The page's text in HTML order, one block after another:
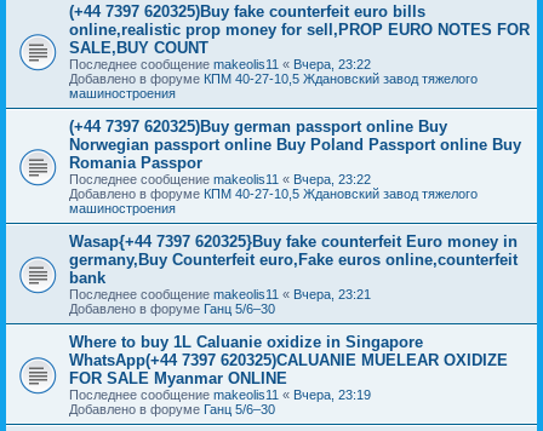
(+44 7397 620325)Buy fake counterfeit euro bills
online,realistic prop money for sell,PROP EURO NOTES FOR
SALE,BUY COUNT
Последнее сообщение makeolis11 « Вчера, 23:22
Добавлено в форуме КПМ 40-27-10,5 Ждановский завод тяжелого
машиностроения
(+44 7397 620325)Buy german passport online Buy
Norwegian passport online Buy Poland Passport online Buy
Romania Passpor
Последнее сообщение makeolis11 « Вчера, 23:22
Добавлено в форуме КПМ 40-27-10,5 Ждановский завод тяжелого
машиностроения
Wasap{+44 7397 620325}Buy fake counterfeit Euro money in
germany,Buy Counterfeit euro,Fake euros online,counterfeit
bank
Последнее сообщение makeolis11 « Вчера, 23:21
Добавлено в форуме Ганц 5/6–30
Where to buy 1L Caluanie oxidize in Singapore
WhatsApp(+44 7397 620325)CALUANIE MUELEAR OXIDIZE
FOR SALE Myanmar ONLINE
Последнее сообщение makeolis11 « Вчера, 23:19
Добавлено в форуме Ганц 5/6–30